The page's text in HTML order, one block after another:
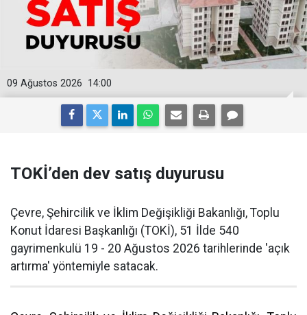
14:00
09 Ağustos 2026
TOKİ’den dev satış duyurusu
Çevre, Şehircilik ve İklim Değişikliği Bakanlığı, Toplu
Konut İdaresi Başkanlığı (TOKİ), 51 İlde 540
gayrimenkulü 19 - 20 Ağustos 2026 tarihlerinde 'açık
artırma' yöntemiyle satacak.